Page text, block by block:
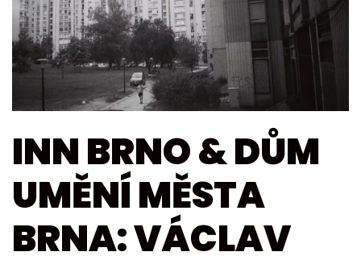
INN BRNO & DŮM
UMĚNÍ MĚSTA
BRNA: VÁCLAV